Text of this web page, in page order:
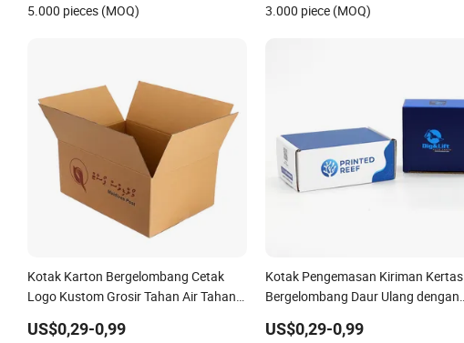
5.000 pieces (MOQ) 3.000 piece (MOQ)
Kotak Karton Bergelombang Cetak
Logo Kustom Grosir Tahan Air Tahan
US$0,29-0,99
Kotak Pengemasan Kiriman Kertas
Bergelombang Daur Ulang dengan
US$0,29-0,99